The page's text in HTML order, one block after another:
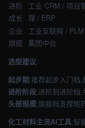
进阶
成长
工业 CRM / 项目
理 / ERP
企业
旗舰
工业互联网 /
集团中台
选型建议:
起步期:推荐起步入门档
进阶阶段:进阶到进阶档,
头部规模:旗舰档支撑矩
化工材料主流AI工具:智